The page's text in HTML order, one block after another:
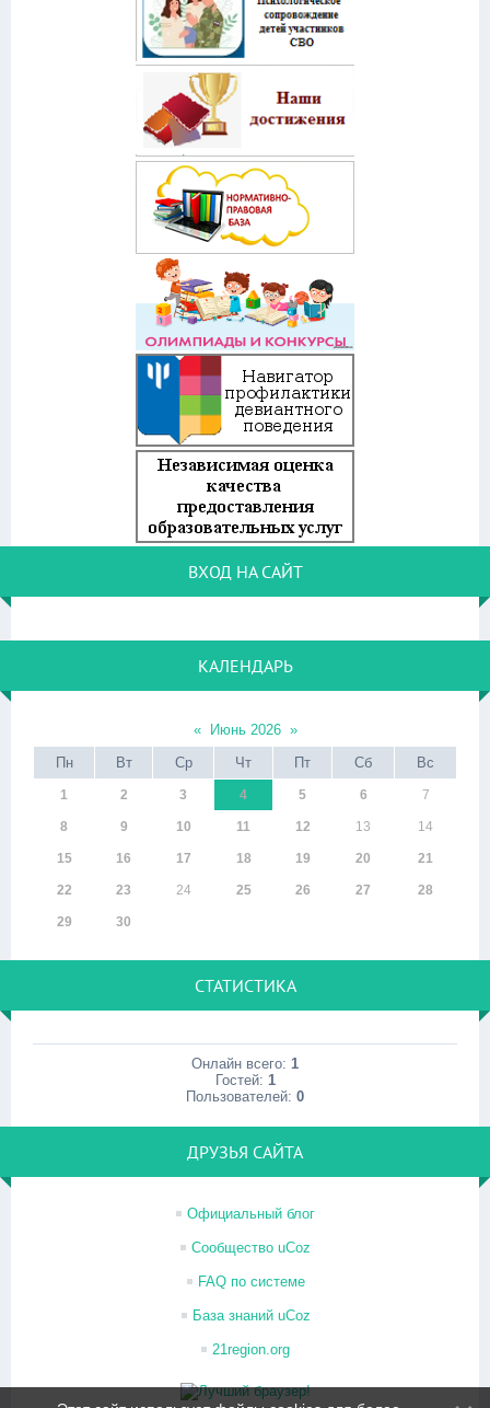
ВХОД НА САЙТ
КАЛЕНДАРЬ
« Июнь 2026 »
Пн
Вт Ср Чт Пт Сб Вс
1 2 3 4 5 6 7
8 9 10 11 12 13 14
15 16 17 18 19 20 21
22 23 24 25 26 27 28
29 30
СТАТИСТИКА
Онлайн всего: 1
Гостей: 1
Пользователей: 0
ДРУЗЬЯ САЙТА
Официальный блог
Сообщество uCoz
FAQ по системе
База знаний uCoz
21region.org